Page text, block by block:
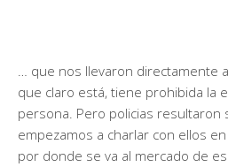
… que nos llevaron directamente
que claro está, tiene prohibida la
persona. Pero policias resultaron
empezamos a charlar con ellos
por donde se va al mercado de